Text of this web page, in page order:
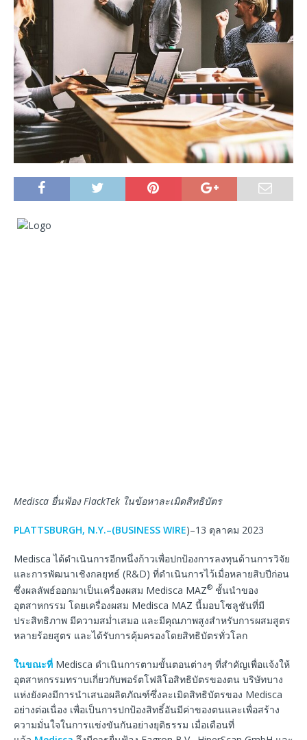
Medisca ยื่นฟ้องFlackTek ในข้อหาละเมิดสิทธิบัตร
PLATTSBURGH, N.Y.–(BUSINESS WIRE)–13 ตุลาคม 2023
Medisca ได้ดำเนินการอีกหนึ่งก้าวเพื่อปกป้องการลงทุนด้านการวิจัย
และการพัฒนาเชิงกลยุทธ์ (R&D) ที่ดำเนินการไว้เมื่อหลายสิบปีก่อน
ซึ่งผลลัพธ์ออกมาเป็นเครื่องผสม Medisca MAZ® ชั้นนำของ
อุตสาหกรรม โดยเครื่องผสม Medisca MAZ นี้มอบโซลูชันที่มี
ประสิทธิภาพ มีความสม่ำเสมอ และมีคุณภาพสูงสำหรับการผสมสูตร
หลายร้อยสูตร และได้รับการคุ้มครองโดยสิทธิบัตรทั่วโลก
ในขณะที่ Medisca ดำเนินการตามขั้นตอนต่างๆ ที่สำคัญเพื่อแจ้งให้
อุตสาหกรรมทราบเกี่ยวกับพอร์ตโฟลิโอสิทธิบัตรของตน บริษัทบาง
แห่งยังคงมีการนำเสนอผลิตภัณฑ์ซึ่งละเมิดสิทธิบัตรของ Medisca
อย่างต่อเนื่อง เพื่อเป็นการปกป้องสิทธิ์อันมีค่าของตนและเพื่อสร้าง
ความมั่นใจในการแข่งขันกันอย่างยุติธรรม เมื่อเดือนที่